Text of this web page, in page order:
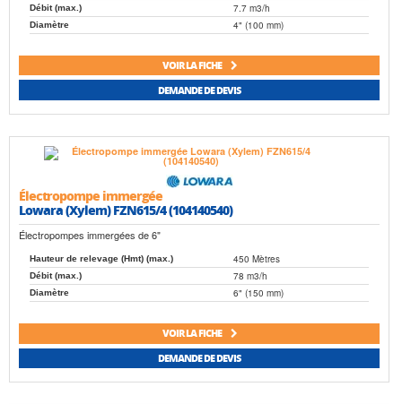
Débit (max.) 7.7 m3/h
Diamètre 4" (100 mm)
VOIR LA FICHE
DEMANDE DE DEVIS
Électropompe immergée
Lowara (Xylem) FZN615/4 (104140540)
Électropompes immergées de 6"
Hauteur de relevage (Hmt) (max.) 450 Mètres
Débit (max.) 78 m3/h
Diamètre 6" (150 mm)
VOIR LA FICHE
DEMANDE DE DEVIS